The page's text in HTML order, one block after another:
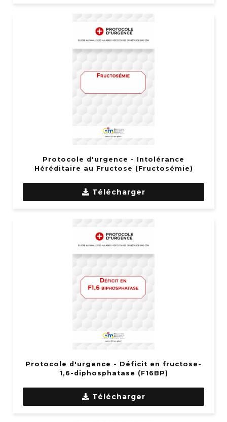
Protocole d'urgence - Intolérance
Héréditaire au Fructose (Fructosémie)
Télécharger
Protocole d'urgence - Déficit en fructose-
1,6-diphosphatase (F16BP)
Télécharger